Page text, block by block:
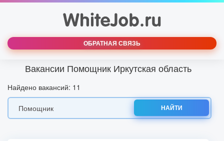
ОБРАТНАЯ СВЯЗЬ
Вакансии Помощник Иркутская область
Найдено вакансий: 11
НАЙТИ